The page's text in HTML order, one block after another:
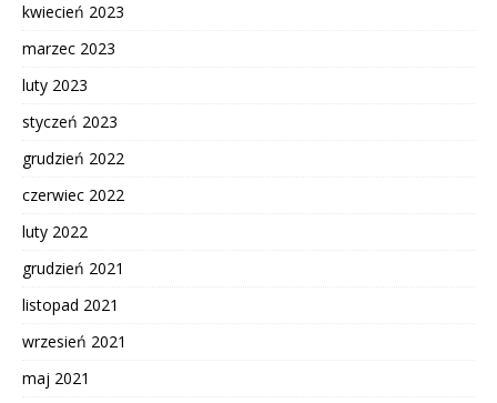
kwiecień 2023
marzec 2023
luty 2023
styczeń 2023
grudzień 2022
czerwiec 2022
luty 2022
grudzień 2021
listopad 2021
wrzesień 2021
maj 2021